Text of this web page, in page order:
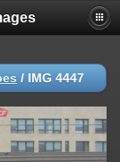
/ IMG 4447